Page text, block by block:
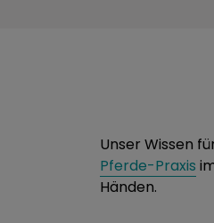
Unser Wissen
Pferde-Praxis
Händen.